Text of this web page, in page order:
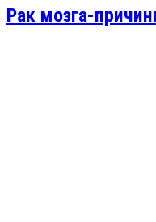
Рак мозга-